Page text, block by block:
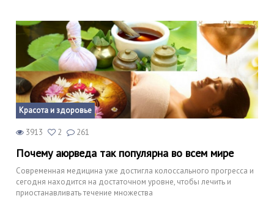
Красота и здоровье
3913 2 261
Почему аюрведа так популярна во всем мире
Современная медицина уже достигла колоссального прогресса и
сегодня находится на достаточном уровне, чтобы лечить и
приостанавливать течение множества